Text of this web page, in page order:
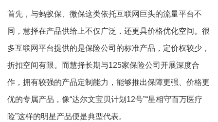
首先，与蚂蚁保、微保这类依托互联网巨头的流量平台不
同，慧择在产品供给上不仅广泛，还更具价格优化空间。很
多互联网平台提供的是保险公司的标准产品，定价权较少，
折扣空间有限。而慧择长期与125家保险公司开展深度合
作，拥有较强的产品定制能力，能够推出保障更强、价格更
优的专属产品，像“达尔文宝贝计划12号”“星相守百万医疗
险”这样的明星产品便是典型代表。